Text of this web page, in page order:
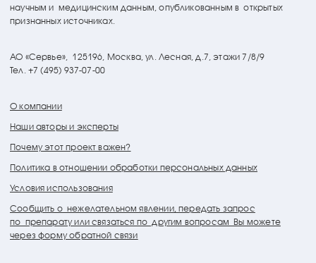
О компании
Наши авторы и эксперты
Почему этот проект важен?
Политика в отношении обработки персональных данных
Условия использования
Сообщить о нежелательном явлении, передать запрос
по препарату или связаться по другим вопросам Вы можете
через форму обратной связи
АО «Сервье», 125196, Москва, ул. Лесная, д.7, этажи 7/8/9
Тел. +7 (495) 937-07-00
научным и медицинским данным, опубликованным в открытых
признанных источниках.